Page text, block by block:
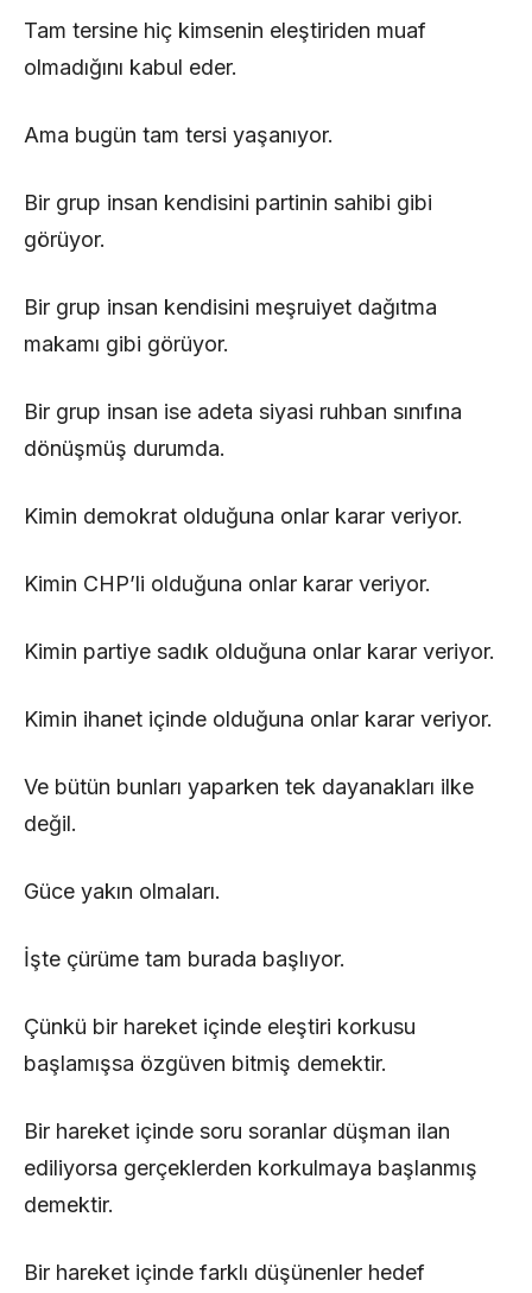
Tam tersine hiç kimsenin eleştiriden muaf
olmadığını kabul eder.
Ama bugün tam tersi yaşanıyor.
Bir grup insan kendisini partinin sahibi gibi
görüyor.
Bir grup insan kendisini meşruiyet dağıtma
makamı gibi görüyor.
Bir grup insan ise adeta siyasi ruhban sınıfına
dönüşmüş durumda.
Kimin demokrat olduğuna onlar karar veriyor.
Kimin CHP’li olduğuna onlar karar veriyor.
Kimin partiye sadık olduğuna onlar karar veriyor.
Kimin ihanet içinde olduğuna onlar karar veriyor.
Ve bütün bunları yaparken tek dayanakları ilke
değil.
Güce yakın olmaları.
İşte çürüme tam burada başlıyor.
Çünkü bir hareket içinde eleştiri korkusu
başlamışsa özgüven bitmiş demektir.
Bir hareket içinde soru soranlar düşman ilan
ediliyorsa gerçeklerden korkulmaya başlanmış
demektir.
Bir hareket içinde farklı düşünenler hedef